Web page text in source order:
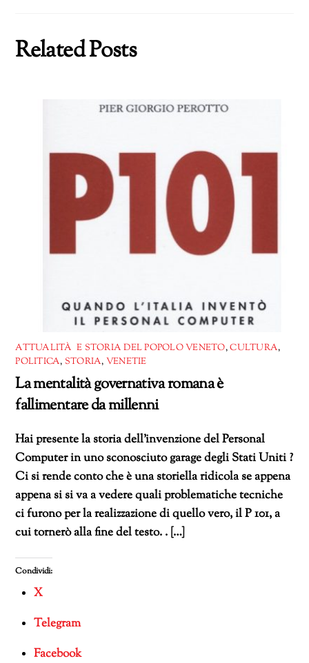
Related Posts
ATTUALITÀ E STORIA DEL POPOLO VENETO,CULTURA,
POLITICA, STORIA, VENETIE
La mentalità governativa romana è
fallimentare da millenni
Hai presente la storia dell’invenzione del Personal
Computer in uno sconosciuto garage degli Stati Uniti ?
Ci si rende conto che è una storiella ridicola se appena
appena si si va a vedere quali problematiche tecniche
ci furono per la realizzazione di quello vero, il P 101, a
cui tornerò alla fine del testo. . […]
Condividi:
X
Telegram
Facebook